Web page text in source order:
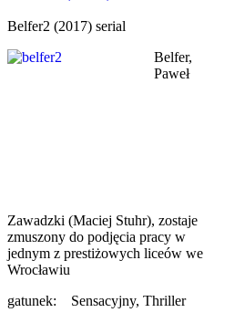
Belfer2 (2017) serial
Belfer,
Paweł
Zawadzki (Maciej Stuhr), zostaje
zmuszony do podjęcia pracy w
jednym z prestiżowych liceów we
Wrocławiu
gatunek: Sensacyjny, Thriller